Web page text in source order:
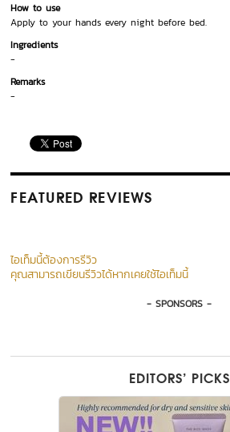
How to use
Apply to your hands every night before bed.
Ingredients
-
Remarks
-
FEATURED REVIEWS
ไอเท็มนี้ต้องการรีวิว
คุณสามารถเขียนรีวิวได้หากเคยใช้ไอเท็มนี้
- SPONSORS -
EDITORS’ PICKS